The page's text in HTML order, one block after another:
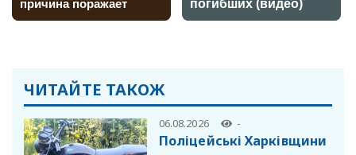
ЧИТАЙТЕ ТАКОЖ
06.08.2026 -
Поліцейські Харківщини